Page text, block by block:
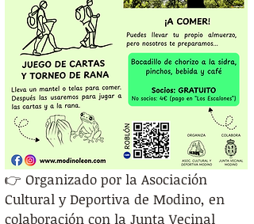
👉 Organizado por la Asociación
Cultural y Deportiva de Modino, en
colaboración con la Junta Vecinal